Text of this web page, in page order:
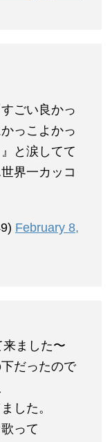
ごい良かっ
っこよかっ
と涙してて
界一カッコ
February 8,
ました〜
だったので
した。
って